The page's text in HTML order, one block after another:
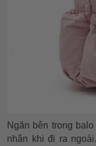
Ngăn bên trong
nhân khi đi ra